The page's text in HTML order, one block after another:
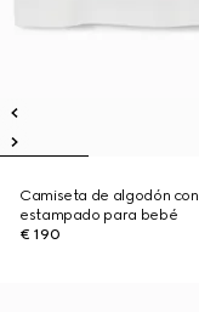
Camiseta de algodón con
estampado para bebé
€ 190